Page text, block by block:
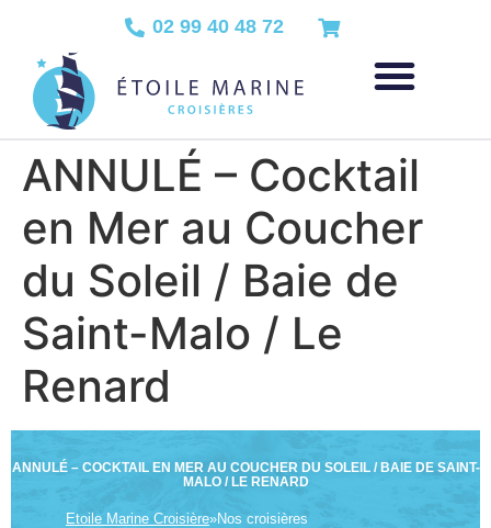
02 99 40 48 72
ANNULÉ – Cocktail
en Mer au Coucher
du Soleil / Baie de
Saint-Malo / Le
Renard
ANNULÉ – COCKTAIL EN MER AU COUCHER DU SOLEIL / BAIE DE SAINT-
MALO / LE RENARD
Etoile Marine Croisière»Nos croisières